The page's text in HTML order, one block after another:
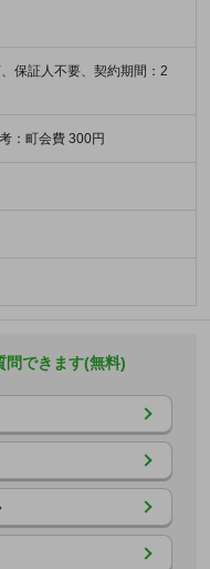
保証人不要、契約期間：2
：町会費 300円
問できます(無料)